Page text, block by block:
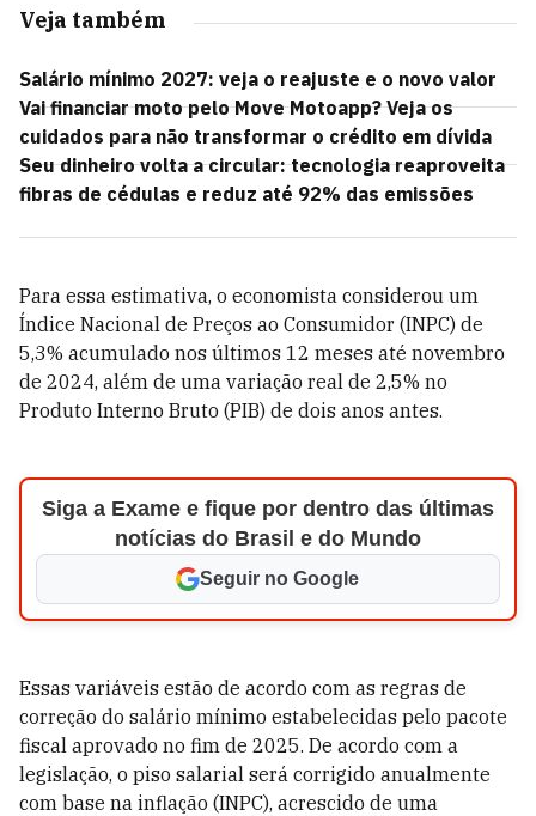
Veja também
Salário mínimo 2027: veja o reajuste e o novo valor
Vai financiar moto pelo Move Motoapp? Veja os
cuidados para não transformar o crédito em dívida
Seu dinheiro volta a circular: tecnologia reaproveita
fibras de cédulas e reduz até 92% das emissões
Para essa estimativa, o economista considerou um
Índice Nacional de Preços ao Consumidor (INPC) de
5,3% acumulado nos últimos 12 meses até novembro
de 2024, além de uma variação real de 2,5% no
Produto Interno Bruto (PIB) de dois anos antes.
Siga a Exame e fique por dentro das últimas
notícias do Brasil e do Mundo
Seguir no Google
Essas variáveis estão de acordo com as regras de
correção do salário mínimo estabelecidas pelo pacote
fiscal aprovado no fim de 2025. De acordo com a
legislação, o piso salarial será corrigido anualmente
com base na inflação (INPC), acrescido de uma